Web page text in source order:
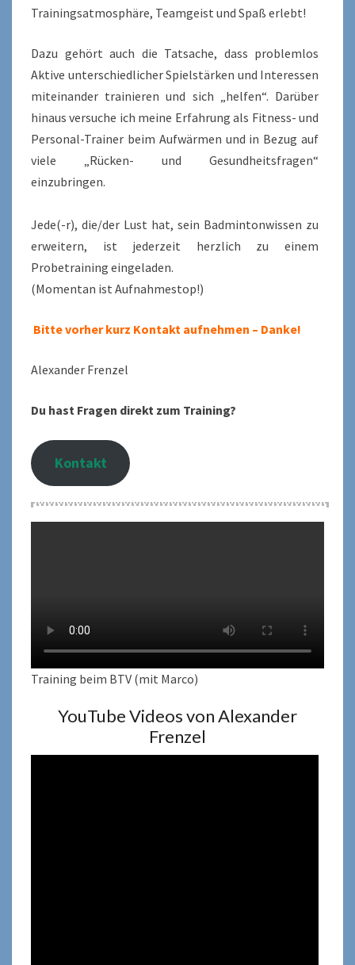
Trainingsatmosphäre, Teamgeist und Spaß erlebt!
Dazu gehört auch die Tatsache, dass problemlos
Aktive unterschiedlicher Spielstärken und Interessen
miteinander trainieren und sich „helfen“. Darüber
hinaus versuche ich meine Erfahrung als Fitness- und
Personal-Trainer beim Aufwärmen und in Bezug auf
viele „Rücken- und Gesundheitsfragen“
einzubringen.
Jede(-r), die/der Lust hat, sein Badmintonwissen zu
erweitern, ist jederzeit herzlich zu einem
Probetraining eingeladen.
(Momentan ist Aufnahmestop!)
Bitte vorher kurz Kontakt aufnehmen – Danke!
Alexander Frenzel
Du hast Fragen direkt zum Training?
Kontakt
Training beim BTV (mit Marco)
YouTube Videos von Alexander
Frenzel